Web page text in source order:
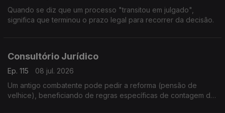
Quando se diz que um processo "transitou em julgado",
significa que terminou o prazo legal para recorrer da decisão.
Consultório Jurídico
Ep. 115
08 jul. 2026
Um antigo combatente pode pedir a reforma (pensão de
velhice), beneficiando de regras específicas de contagem de